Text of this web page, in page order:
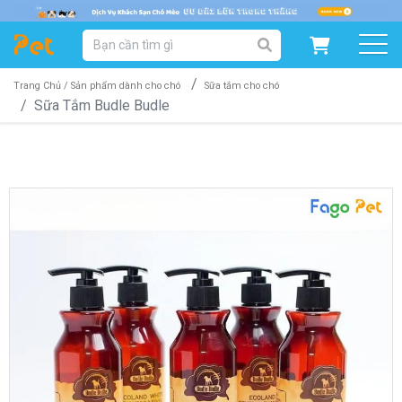
DANH MỤC SẢN PHẨM
SẢN PHẨM DÀNH CHO MÈO SẢN PHẨM DÀNH CHO CHÓ
Trang Chủ / Sản phẩm dành cho chó Sữa tắm cho chó
Sữa Tắm Budle Budle